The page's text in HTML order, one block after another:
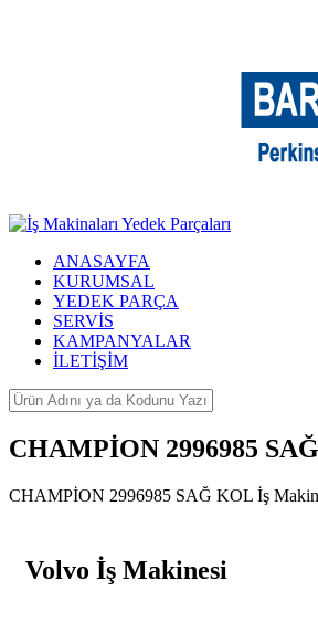
ANASAYFA
KURUMSAL
YEDEK PARÇA
SERVİS
KAMPANYALAR
İLETİŞİM
CHAMPİON 2996985
CHAMPİON 2996985 SAĞ KOL İş
Volvo İş Makinesi